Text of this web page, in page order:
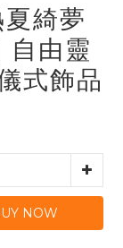
綺夢
由靈
式飾品
NOW